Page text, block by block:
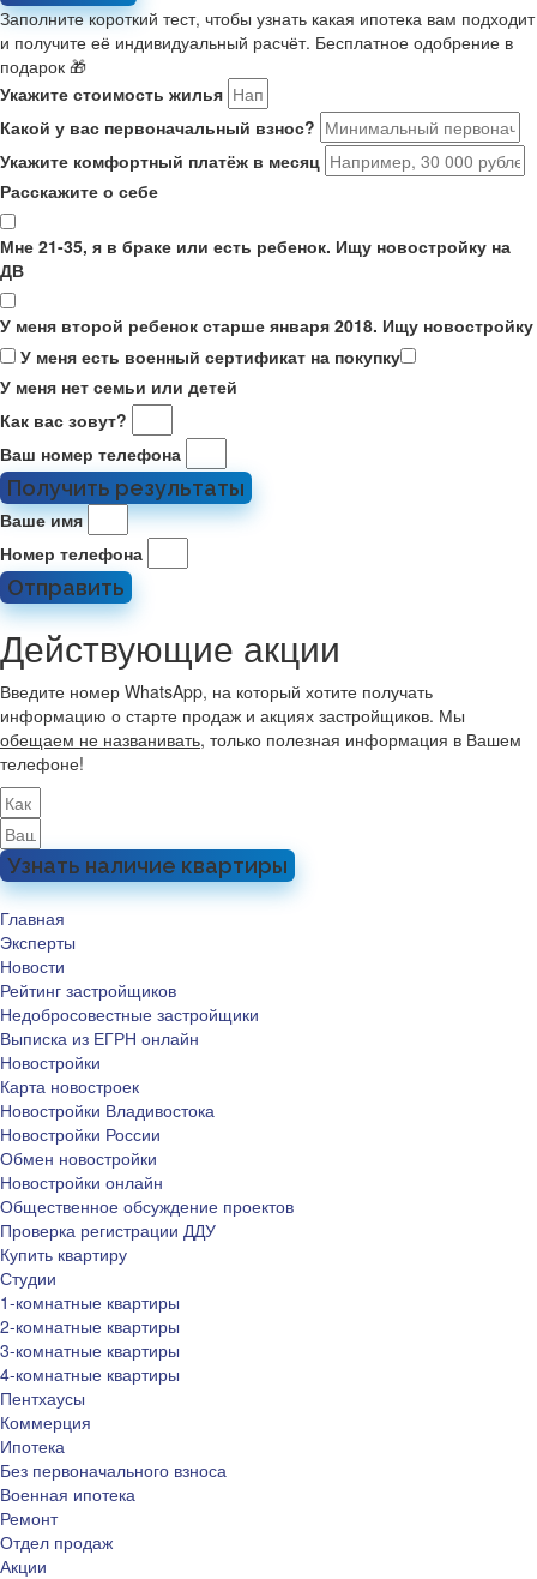
Заполните короткий тест, чтобы узнать какая ипотека вам подходит
и получите её индивидуальный расчёт. Бесплатное одобрение в
подарок 🎁
Укажите стоимость жилья
Какой у вас первоначальный взнос?
Укажите комфортный платёж в месяц
Расскажите о себе
Мне 21-35, я в браке или есть ребенок. Ищу новостройку на
ДВ
У меня второй ребенок старше января 2018. Ищу новостройку
У меня есть военный сертификат на покупку
У меня нет семьи или детей
Как вас зовут?
Ваш номер телефона
Получить результаты
Ваше имя
Номер телефона
Отправить
Действующие акции
Введите номер WhatsApp, на который хотите получать
информацию о старте продаж и акциях застройщиков. Мы
обещаем не названивать, только полезная информация в Вашем
телефоне!
Узнать наличие квартиры
Главная
Эксперты
Новости
Рейтинг застройщиков
Недобросовестные застройщики
Выписка из ЕГРН онлайн
Новостройки
Карта новостроек
Новостройки Владивостока
Новостройки России
Обмен новостройки
Новостройки онлайн
Общественное обсуждение проектов
Проверка регистрации ДДУ
Купить квартиру
Студии
1-комнатные квартиры
2-комнатные квартиры
3-комнатные квартиры
4-комнатные квартиры
Пентхаусы
Коммерция
Ипотека
Без первоначального взноса
Военная ипотека
Ремонт
Отдел продаж
Акции